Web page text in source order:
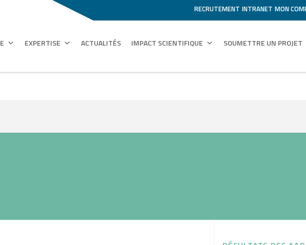
RECRUTEMENT INTRANET MON
EXPERTISE ACTUALITÉS IMPACT SCIENTIFIQUE SOUMETTRE UN PROJET